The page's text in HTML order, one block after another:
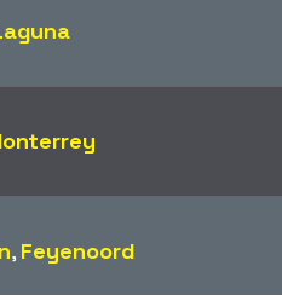
, Feyenoord